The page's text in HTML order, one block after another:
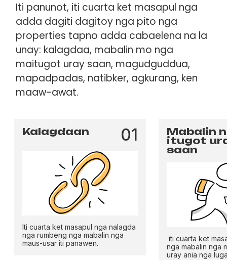
Iti panunot, iti cuarta ket masapul nga
adda dagiti dagitoy nga pito nga
properties tapno adda cabaelena na la
unay: kalagdaa, mabalin mo nga
maitugot uray saan, magudguddua,
mapadpadas, natibker, agkurang, ken
maaw-awat.
Kalagdaan 01
Iti cuarta ket masapul nga nalagda
nga rumbeng nga mabalin nga
maus-usar iti panawen.
Mabalin
itugot
saan
iti cuarta ket
nga mabalin nga
uray ania nga